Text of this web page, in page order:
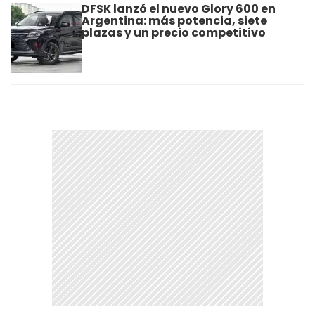
DFSK lanzó el nuevo Glory 600 en
Argentina: más potencia, siete
plazas y un precio competitivo